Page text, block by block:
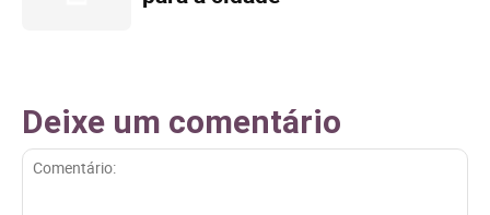
Deixe um comentário